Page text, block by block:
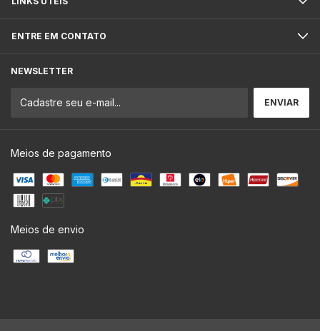
ENTRE EM CONTATO
NEWSLETTER
Meios de pagamento
Meios de envio